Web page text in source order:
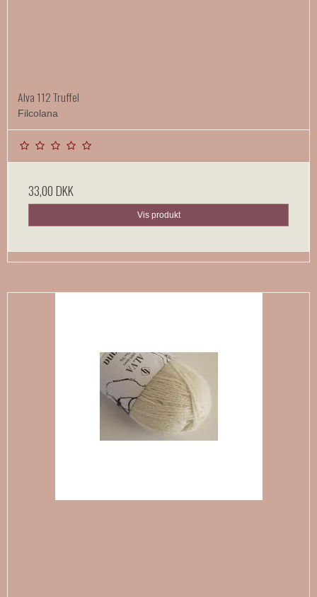
Alva 112 Truffel
Filcolana
33,00 DKK
Vis produkt